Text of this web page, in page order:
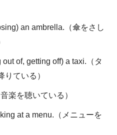
an ambrella.（傘をさし
of, getting off) a taxi.（タ
ている）
楽を聴いている）
at a menu.（メニューを